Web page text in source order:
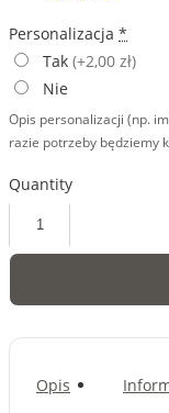
Personalizacja *
Tak (+2,00 zł)
Nie
Opis personalizacji (np.
razie potrzeby będziemy
Quantity
Shih
zawieszka
Opis